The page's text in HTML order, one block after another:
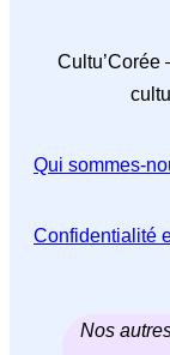
Cultu’Corée
Qui sommes-
Confidentialité
Nos